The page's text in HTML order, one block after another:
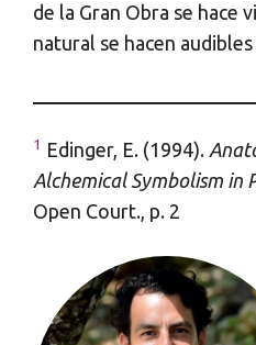
de la Gran Obra se hace
natural se hacen
1 Edinger, E. (1994).
Alchemical Symbolism in
Open Court., p. 2